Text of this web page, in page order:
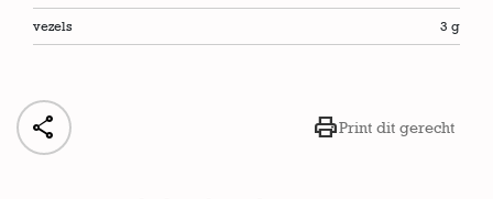
vezels 3 g
 Print dit gerecht